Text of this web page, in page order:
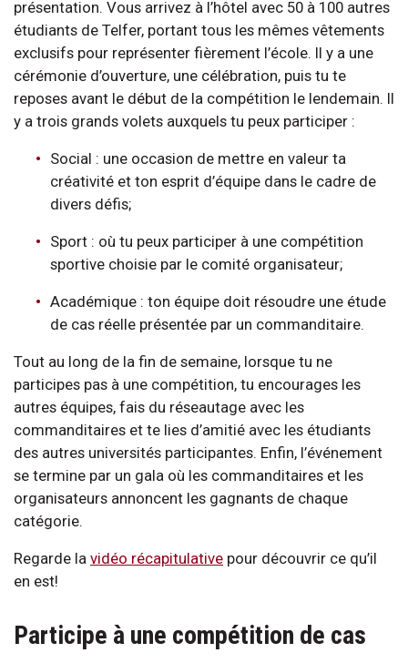
présentation. Vous arrivez à l’hôtel avec 50 à 100 autres
étudiants de Telfer, portant tous les mêmes vêtements
exclusifs pour représenter fièrement l’école. Il y a une
cérémonie d’ouverture, une célébration, puis tu te
reposes avant le début de la compétition le lendemain. Il
y a trois grands volets auxquels tu peux participer :
Social : une occasion de mettre en valeur ta
créativité et ton esprit d’équipe dans le cadre de
divers défis;
Sport : où tu peux participer à une compétition
sportive choisie par le comité organisateur;
Académique : ton équipe doit résoudre une étude
de cas réelle présentée par un commanditaire.
Tout au long de la fin de semaine, lorsque tu ne
participes pas à une compétition, tu encourages les
autres équipes, fais du réseautage avec les
commanditaires et te lies d’amitié avec les étudiants
des autres universités participantes. Enfin, l’événement
se termine par un gala où les commanditaires et les
organisateurs annoncent les gagnants de chaque
catégorie.
Regarde la vidéo récapitulative pour découvrir ce qu’il
en est!
Participe à une compétition de cas